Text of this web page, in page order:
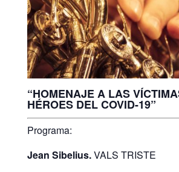
“HOMENAJE A LAS
HÉROES DEL COVID-19”
Programa:
Jean Sibelius.VALS TRISTE